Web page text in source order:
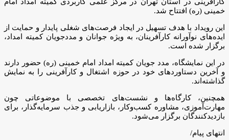
خمینی (ره) افتتاح شد.
این رویداد با هدف تسهیل در ایجاد فرصت‌های شغلی پایدار و حمایت از
ایده‌های نوآورانه کارآفرینان، به ویژه جوانان و مددجویان کمیته امداد،
برگزار شده است.
در این نمایشگاه، مدد جویان کمیته امداد امام خمینی (ره) حضور دارند
و آخرین دستاوردهای خود در حوزه اشتغال و کارآفرینی را به نمایش
گذاشته‌اند.
همچنین، کارگاه‌ها و نشست‌های تخصصی با موضوعاتی چون
مهارت‌آموزی، مشاوره کسب‌وکار، بازاریابی و جذب سرمایه‌گذار، برای
بازدیدکنندگان برگزار می‌شود.
انتهای پیام/